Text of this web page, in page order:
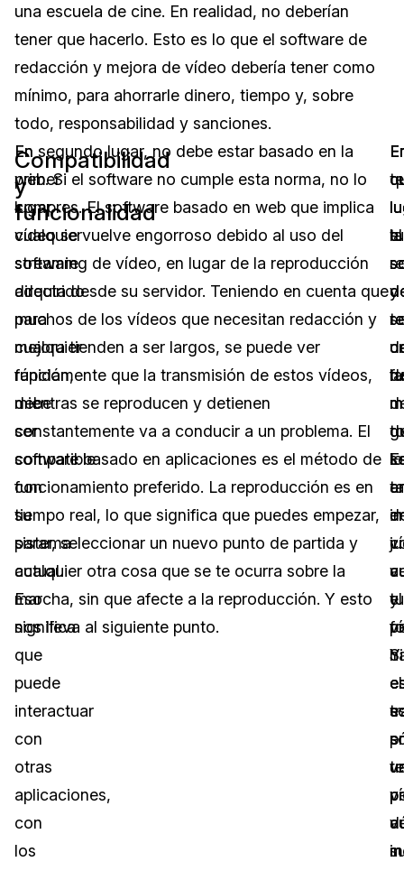
TI y Operaciones
una escuela de cine. En realidad, no deberían
tener que hacerlo. Esto es lo que el software de
redacción y mejora de vídeo debería tener como
mínimo, para ahorrarle dinero, tiempo y, sobre
todo, responsabilidad y sanciones.
Compatibilidad
y
funcionalidad
En
primer
lugar,
cualquier
software
adquirido
para
cualquier
función,
debe
ser
compatible
con
su
sistema
actual.
Eso
significa
que
puede
interactuar
con
otras
aplicaciones,
con
los
En segundo lugar, no debe estar basado en la
web. Si el software no cumple esta norma, no lo
compres. El software basado en web que implica
vídeo se vuelve engorroso debido al uso del
streaming de vídeo, en lugar de la reproducción
directa desde su servidor. Teniendo en cuenta que
muchos de los vídeos que necesitan redacción y
mejora tienden a ser largos, se puede ver
rápidamente que la transmisión de estos vídeos,
mientras se reproducen y detienen
constantemente va a conducir a un problema. El
software basado en aplicaciones es el método de
funcionamiento preferido. La reproducción es en
tiempo real, lo que significa que puedes empezar,
parar, seleccionar un nuevo punto de partida y
cualquier otra cosa que se te ocurra sobre la
marcha, sin que afecte a la reproducción. Y esto
nos lleva al siguiente punto.
la
y
el
Si
el
te
el
tu
tu
y
Y